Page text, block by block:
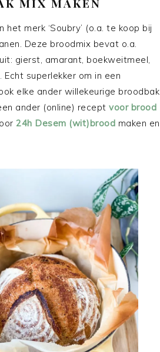
merk ‘Soubry’ (o.a. te koop bij
Deze broodmix bevat o.a.
gierst, amarant, boekweitmeel,
superlekker om in een
elke ander willekeurige broodbak
ander (online) recept voor brood
24h Desem (wit)brood maken en